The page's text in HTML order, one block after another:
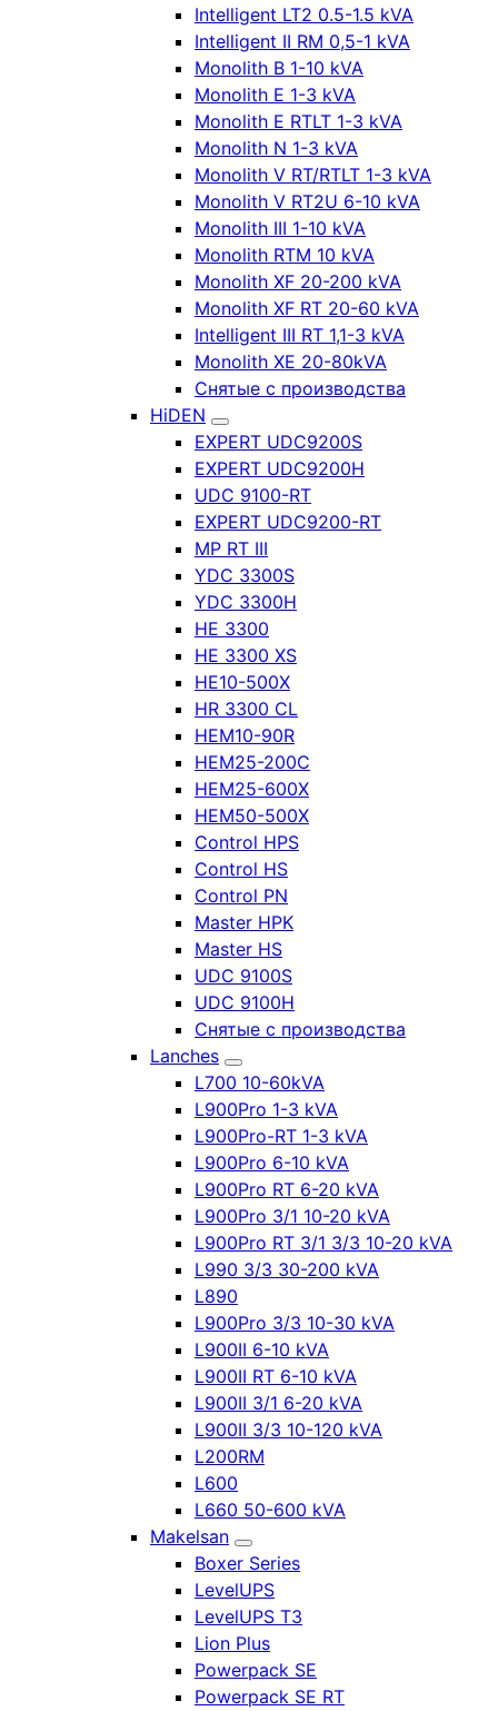
Intelligent LT2 0.5-1.5 kVA
Intelligent II RM 0,5-1 kVA
Monolith B 1-10 kVA
Monolith E 1-3 kVA
Monolith E RTLT 1-3 kVA
Monolith N 1-3 kVA
Monolith V RT/RTLT 1-3 kVA
Monolith V RT2U 6-10 kVA
Monolith III 1-10 kVA
Monolith RTM 10 kVA
Monolith XF 20-200 kVA
Monolith XF RT 20-60 kVA
Intelligent III RT 1,1-3 kVA
Monolith XE 20-80kVA
Снятые с производства
HiDEN
EXPERT UDC9200S
EXPERT UDC9200H
UDC 9100-RT
EXPERT UDC9200-RT
MP RT III
YDC 3300S
YDC 3300H
HE 3300
HE 3300 XS
HE10-500X
HR 3300 CL
HEM10-90R
HEM25-200C
HEM25-600X
HEM50-500X
Control HPS
Control HS
Control PN
Master HPK
Master HS
UDC 9100S
UDC 9100H
Снятые с производства
Lanches
L700 10-60kVA
L900Pro 1-3 kVA
L900Pro-RT 1-3 kVA
L900Pro 6-10 kVA
L900Pro RT 6-20 kVA
L900Pro 3/1 10-20 kVA
L900Pro RT 3/1 3/3 10-20 kVA
L990 3/3 30-200 kVA
L890
L900Pro 3/3 10-30 kVA
L900II 6-10 kVA
L900II RT 6-10 kVA
L900II 3/1 6-20 kVA
L900II 3/3 10-120 kVA
L200RM
L600
L660 50-600 kVA
Makelsan
Boxer Series
LevelUPS
LevelUPS T3
Lion Plus
Powerpack SE
Powerpack SE RT